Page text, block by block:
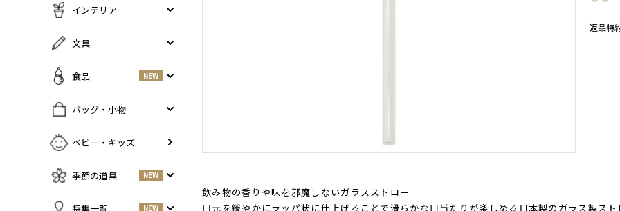
グラス・タンブラー
NEW
トレイ・コースター・鍋しき
お弁当グッズ
ポット・鉄瓶
鍋・フライパン
NEW
調理器具
保存容器
その他キッチンツール
すべての商品をみる
美容ケア
NEW
インテリア
すべての商品をみる
香・ろうそく
文具
すべての商品をみる
PCアクセサリー
食品 NEW
すべての商品を見る
コーヒー NEW
NEW
バッグ・小物
すべての商品をみる
名刺入れ・カードケース
ベビー・キッズ
季節の道具 NEW
すべての商品をみる NEW
返品特
飲み物の香りや味を邪魔しないガラスストロー
口元を緩やかにラッパ状に仕上げることで滑らかな口当たりが楽しめる日本製のガラス製ス